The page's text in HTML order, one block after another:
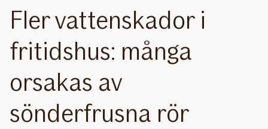
Fler vattenskador i
fritidshus: många
orsakas av
sönderfrusna rör